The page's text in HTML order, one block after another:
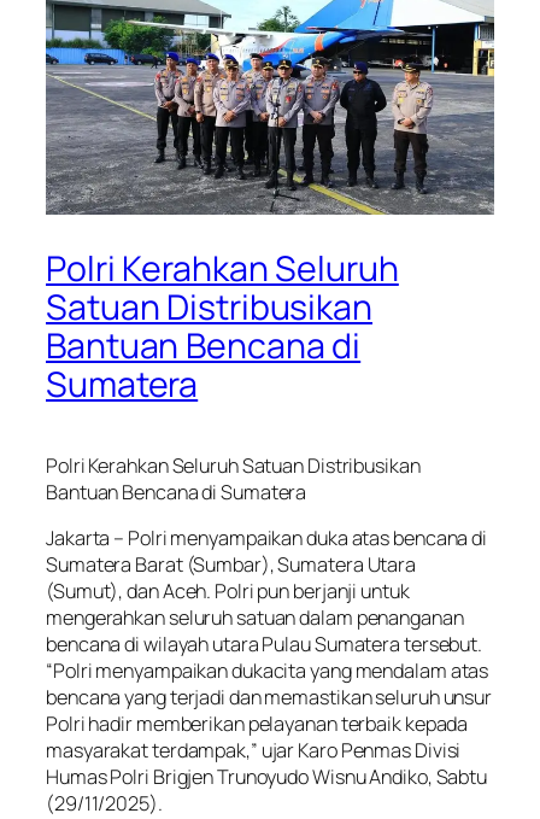
Polri Kerahkan Seluruh
Satuan Distribusikan
Bantuan Bencana di
Sumatera
Polri Kerahkan Seluruh Satuan Distribusikan
Bantuan Bencana di Sumatera
Jakarta – Polri menyampaikan duka atas bencana di
Sumatera Barat (Sumbar), Sumatera Utara
(Sumut), dan Aceh. Polri pun berjanji untuk
mengerahkan seluruh satuan dalam penanganan
bencana di wilayah utara Pulau Sumatera tersebut.
“Polri menyampaikan dukacita yang mendalam atas
bencana yang terjadi dan memastikan seluruh unsur
Polri hadir memberikan pelayanan terbaik kepada
masyarakat terdampak,” ujar Karo Penmas Divisi
Humas Polri Brigjen Trunoyudo Wisnu Andiko, Sabtu
(29/11/2025).